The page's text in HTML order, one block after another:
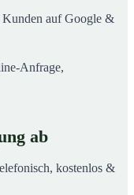
Kunden auf Google &
Anfrage,
ab
kostenlos &